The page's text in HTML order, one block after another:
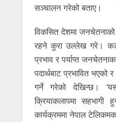
सञ्चालन गरेको बताए।
विकसित देशमा जनचेतनाको
रहने कुरा उल्लेख गरे।
प्रभाव र पर्याप्त
पदार्थबाट प्रभावित भएको
गर्ने गरेको देखिन्छ।
क्रियाकलापमा
कार्यक्रममा नेपाल